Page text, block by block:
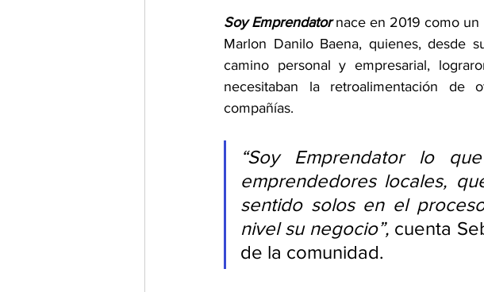
Soy Emprendator nace en 2019 como un
Marlon Danilo Baena, quienes, desde
camino personal y empresarial,
necesitaban la retroalimentación de
compañías.
“Soy Emprendator lo
emprendedores locales,
sentido solos en el
nivel su negocio”, cuenta
de la comunidad.